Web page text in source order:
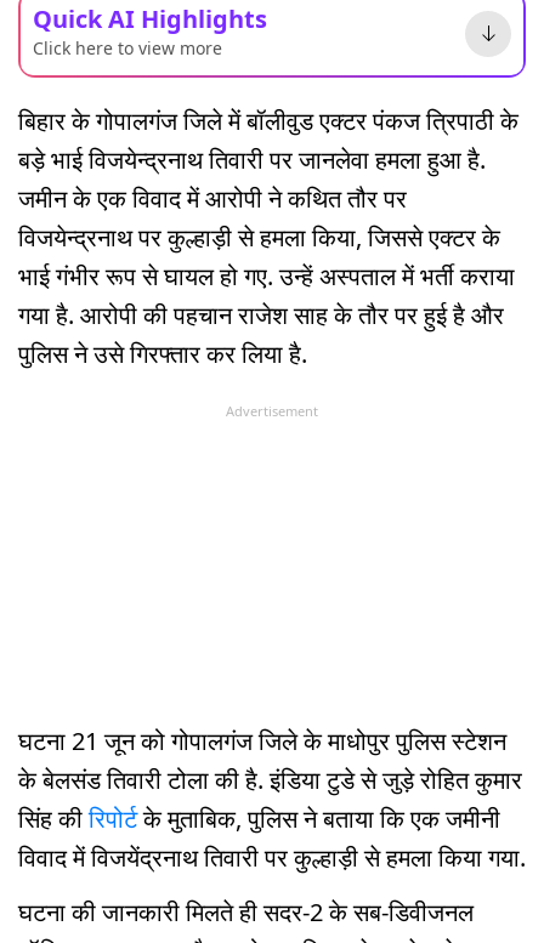
Quick AI Highlights
Click here to view more
बिहार के गोपालगंज जिले में बॉलीवुड एक्टर पंकज त्रिपाठी के
बड़े भाई विजयेन्द्रनाथ तिवारी पर जानलेवा हमला हुआ है.
जमीन के एक विवाद में आरोपी ने कथित तौर पर
विजयेन्द्रनाथ पर कुल्हाड़ी से हमला किया, जिससे एक्टर के
भाई गंभीर रूप से घायल हो गए. उन्हें अस्पताल में भर्ती कराया
गया है. आरोपी की पहचान राजेश साह के तौर पर हुई है और
पुलिस ने उसे गिरफ्तार कर लिया है.
Advertisement
घटना 21 जून को गोपालगंज जिले के माधोपुर पुलिस स्टेशन
के बेलसंड तिवारी टोला की है. इंडिया टुडे से जुड़े रोहित कुमार
सिंह कीरिपोर्टके मुताबिक, पुलिस ने बताया कि एक जमीनी
विवाद में विजयेंद्रनाथ तिवारी पर कुल्हाड़ी से हमला किया गया.
घटना की जानकारी मिलते ही सदर-2 के सब-डिवीजनल